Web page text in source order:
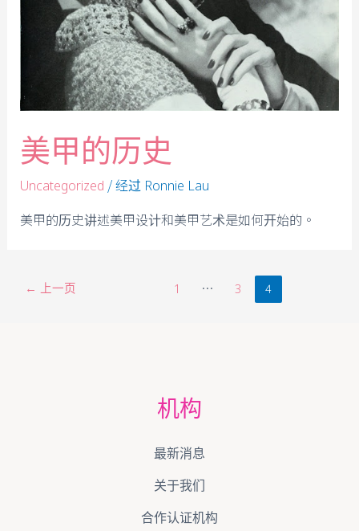
美甲的历史
Uncategorized / 经过 Ronnie Lau
美甲的历史讲述美甲设计和美甲艺术是如何开始的。
← 上一页 1 … 3 4
机构
最新消息
关于我们
合作认证机构